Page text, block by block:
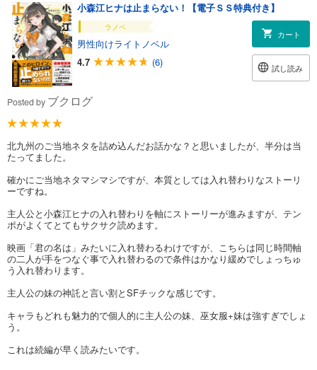
小森江ヒナは止まらない！【電子ＳＳ特典付き】
ラノベ
男性向けライトノベル
4.7
(6)
カート
試し読み
Posted by ブクログ
北九州のご当地ネタを詰め込んだお話かな？と思いましたが、半分は当
たってました。
確かにご当地ネタマシマシですが、本質としては入れ替わりなストーリ
ーですね。
主人公と小森江ヒナの入れ替わりを軸にストーリーが進みますが、テン
ポがよくてとてもサクサク読めます。
映画「君の名は」みたいに入れ替わるわけですが、こちらは同じ時間軸
の二人が手をつなぐ事で入れ替わるので条件はかなり緩めでしょっちゅ
う入れ替わります。
主人公の妹の神託と言い割とSFチックな感じです。
キャラもどれも魅力的で個人的に主人公の妹、巫女服+妹は強すぎでしょ
う。
これは続編が早く読みたいです。